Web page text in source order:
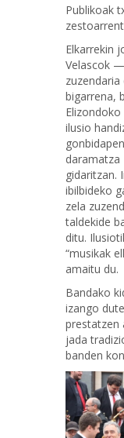
Publikoak
Elkarrekin
Velascok
bigarrena,
ilusio
daramatza
gidaritzan.
ibilbideko
zela
taldekide
ditu.
“musikak
amaitu du.
Bandako
izango
prestatzen
jada
banden